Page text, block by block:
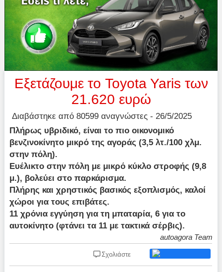
Εξετάζουμε το Toyota Yaris των
21.620 ευρώ
Διαβάστηκε από 80599 αναγνώστες - 26/5/2025
Πλήρως υβριδικό, είναι το πιο οικονομικό
βενζινοκίνητο μικρό της αγοράς (3,5 λτ./100 χλμ.
στην πόλη).
Ευέλικτο στην πόλη με μικρό κύκλο στροφής (9,8
μ.), βολεύει στο παρκάρισμα.
Πλήρης και χρηστικός βασικός εξοπλισμός, καλοί
χώροι για τους επιβάτες.
11 χρόνια εγγύηση για τη μπαταρία, 6 για το
αυτοκίνητο (φτάνει τα 11 με τακτικά σέρβις).
autoagora Team
Σχολιάστε